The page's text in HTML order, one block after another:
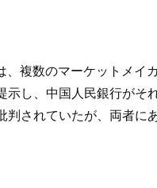
複数のマーケットメ
し、中国人民銀行が
されていたが、両者